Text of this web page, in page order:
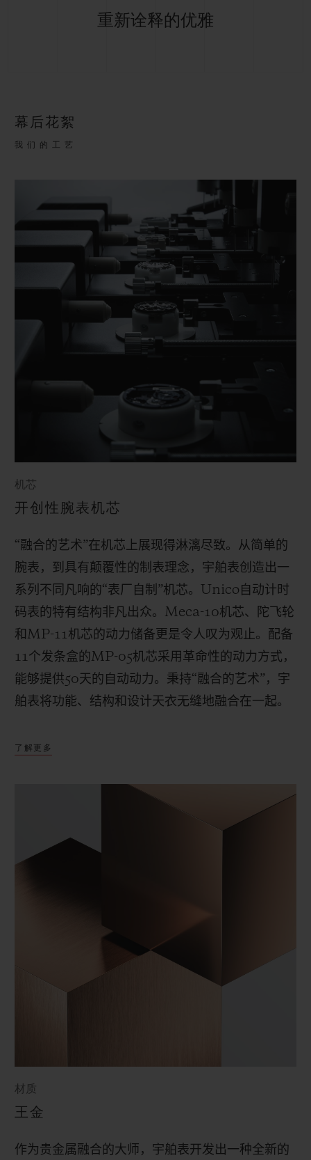
重新诠释的优雅
幕后花絮
我们的工艺
机芯
开创性腕表机芯
“融合的艺术”在机芯上展现得淋漓尽致。从简单的
腕表，到具有颠覆性的制表理念，宇舶表创造出一
系列不同凡响的“表厂自制”机芯。 Unico 自动计时
码表的特有结构非凡出众。 Meca-10机芯、陀飞轮
和 MP-11机芯的动力储备更是令人叹为观止。配备
11个发条盒的MP-05机芯采用革命性的动力方式，
能够提供50天的自动动力。秉持“融合的艺术”，宇
舶表将功能、结构和设计天衣无缝地融合在一起。
了解更多
材质
王金
作为贵金属融合的大师，宇舶表开发出一种全新的